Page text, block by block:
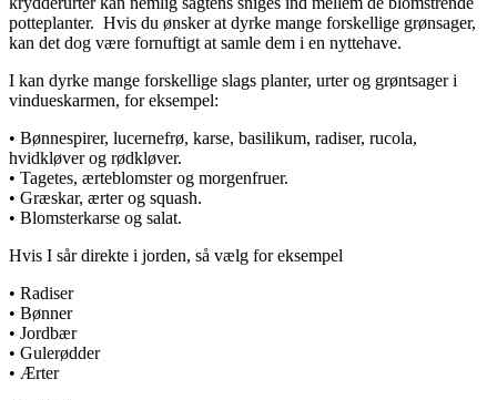
potteplanter. Hvis du ønsker at dyrke mange forskellige grønsager,
kan det dog være fornuftigt at samle dem i en nyttehave.
I kan dyrke mange forskellige slags planter, urter og grøntsager i
vindueskarmen, for eksempel:
• Bønnespirer, lucernefrø, karse, basilikum, radiser, rucola,
hvidkløver og rødkløver.
• Tagetes, ærteblomster og morgenfruer.
• Græskar, ærter og squash.
• Blomsterkarse og salat.
Hvis I sår direkte i jorden, så vælg for eksempel
• Radiser
• Bønner
• Jordbær
• Gulerødder
• Ærter